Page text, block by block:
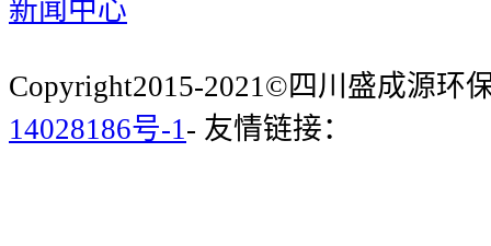
新闻中心
Copyright2015-2021©四川盛成源环
14028186号-1 - 友情链接：